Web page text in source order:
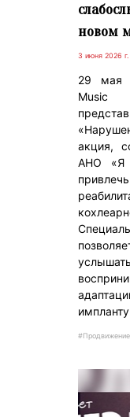
новом
3 июня 2026 г.
29 мая
Music
акция,
АНО «Я